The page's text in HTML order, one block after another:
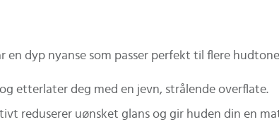
dyp nyanse som passer perfekt til flere
etterlater deg med en jevn, strålende overflate.
reduserer uønsket glans og gir huden din en